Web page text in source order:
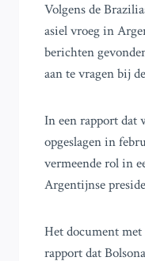
Volgens de
asiel vroeg in
berichten
aan te vragen bij
In een rapport dat
opgeslagen in
vermeende rol in
Argentijnse
Het document met
rapport dat